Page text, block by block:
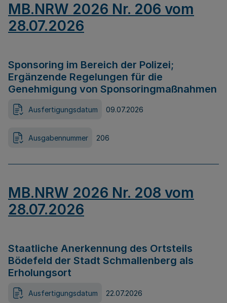
MB.NRW 2026 Nr. 206 vom
28.07.2026
Sponsoring im Bereich der Polizei;
Ergänzende Regelungen für die
Genehmigung von Sponsoringmaßnahmen
Ausfertigungsdatum 09.07.2026
Ausgabennummer 206
MB.NRW 2026 Nr. 208 vom
28.07.2026
Staatliche Anerkennung des Ortsteils
Bödefeld der Stadt Schmallenberg als
Erholungsort
Ausfertigungsdatum 22.07.2026